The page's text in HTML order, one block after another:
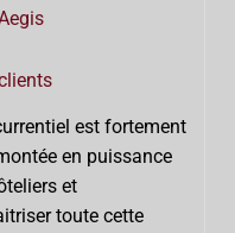
est fortement
en puissance
et
toute cette